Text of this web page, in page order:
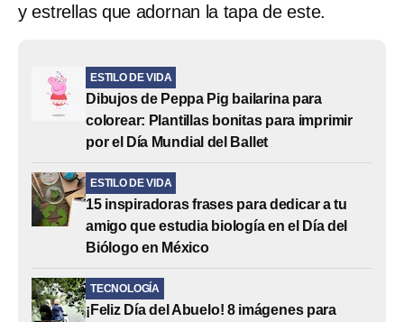
y estrellas que adornan la tapa de este.
ESTILO DE VIDA
Dibujos de Peppa Pig bailarina para
colorear: Plantillas bonitas para imprimir
por el Día Mundial del Ballet
ESTILO DE VIDA
15 inspiradoras frases para dedicar a tu
amigo que estudia biología en el Día del
Biólogo en México
TECNOLOGÍA
¡Feliz Día del Abuelo! 8 imágenes para